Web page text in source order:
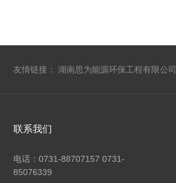
友情链接： 湖南思为能源环保工程有限公司
联系我们
电话： 0731-88707157 0731-
85076339